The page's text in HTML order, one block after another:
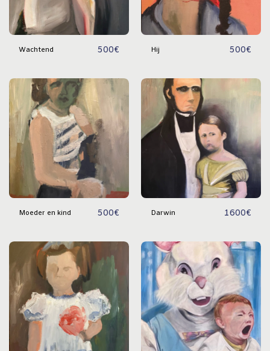
Wachtend 500€ Hij 500€
Moeder en kind 500€ Darwin 1600€